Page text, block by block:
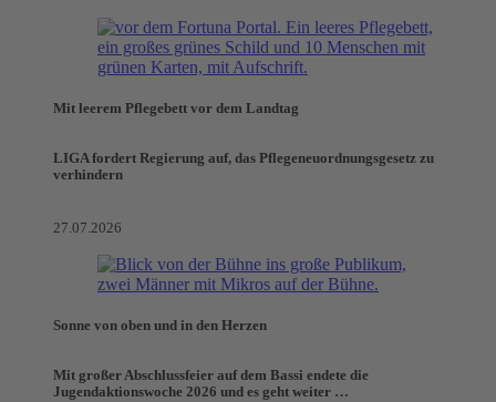
Mit leerem Pflegebett vor dem Landtag
LIGA fordert Regierung auf, das Pflegeneuordnungsgesetz zu
verhindern
27.07.2026
Sonne von oben und in den Herzen
Mit großer Abschlussfeier auf dem Bassi endete die
Jugendaktionswoche 2026 und es geht weiter …